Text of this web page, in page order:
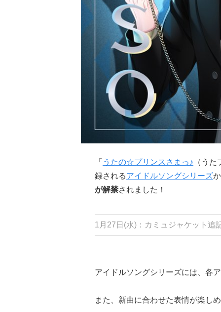
「 うたの☆プリンスさまっ♪ （う
録されるアイドルソングシリーズ
が解禁されました！
1月27日(水)：カミュジャケット追
アイドルソングシリーズには、各
また、新曲に合わせた表情が楽し